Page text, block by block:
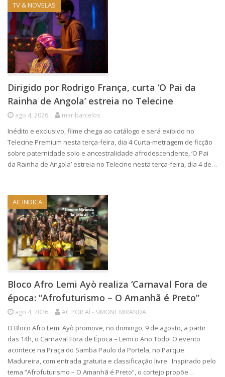
TV & NOVELAS
Dirigido por Rodrigo França, curta ‘O Pai da
Rainha de Angola’ estreia no Telecine
ago 4, 2026 maribarcelos
Inédito e exclusivo, filme chega ao catálogo e será exibido no
Telecine Premium nesta terça-feira, dia 4 Curta-metragem de ficção
sobre paternidade solo e ancestralidade afrodescendente, ‘O Pai
da Rainha de Angola’ estreia no Telecine nesta terça-feira, dia 4 de…
AC INDICA
Bloco Afro Lemi Ayò realiza ‘Carnaval Fora de
época: “Afrofuturismo – O Amanhã é Preto”
ago 4, 2026 AC POR AÍ - SIMONE MIRANDA
O Bloco Afro Lemi Ayò promove, no domingo, 9 de agosto, a partir
das 14h, o Carnaval Fora de Época – Lemi o Ano Todo! O evento
acontece na Praça do Samba Paulo da Portela, no Parque
Madureira, com entrada gratuita e classificação livre. Inspirado pelo
tema “Afrofuturismo – O Amanhã é Preto“, o cortejo propõe…